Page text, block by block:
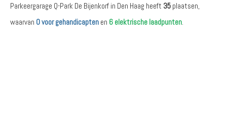
Parkeergarage Q-Park De Bijenkorf in Den Haag heeft 35 plaatsen,
waarvan 0 voor gehandicapten en 6 elektrische laadpunten